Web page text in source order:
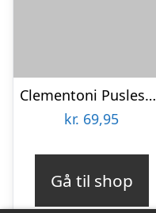
Clementoni Puslespil – Greece View – High Quality – 500 Brikker
kr. 69,95
Gå til shop